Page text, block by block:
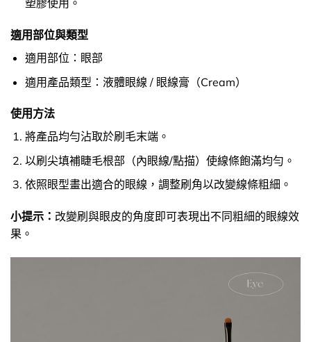
塑膠使用。
適用部位與類型
適用部位：眼部
適用產品類型：液體眼線 / 眼線膏（Cream）
使用方法
將產品均勻沾取於刷毛末端。
以刷尖填補睫毛根部（內眼線/點描）使線條飽滿均勻。
依照眼型畫出適合的眼線，調整刷角以改變線條粗細。
小提示： 改變刷與眼皮的角度即可表現出不同粗細的眼線效
果。